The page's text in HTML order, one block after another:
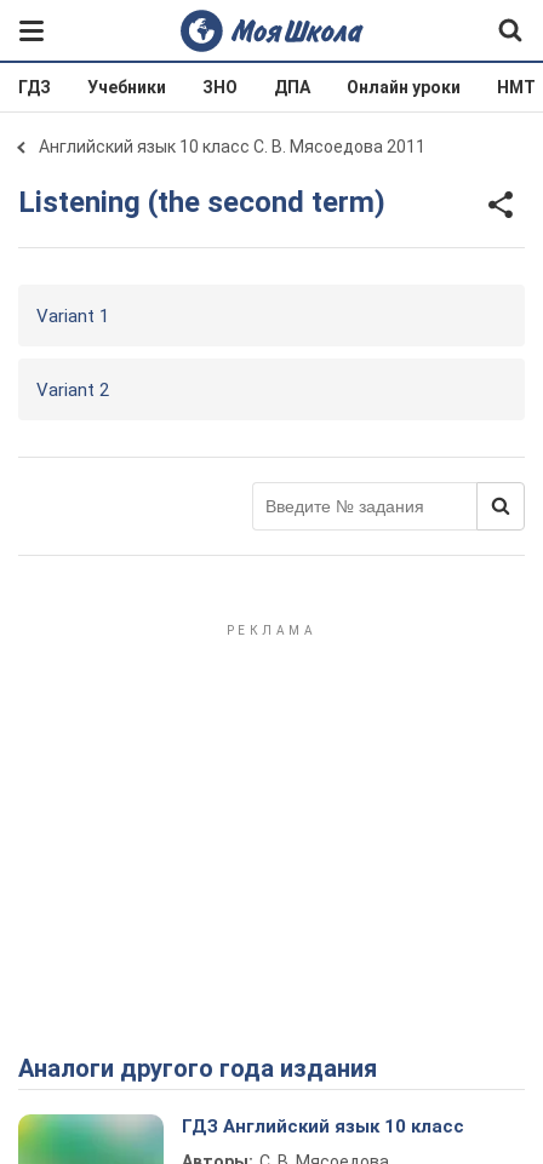
ГДЗ Учебники ЗНО ДПА Онлайн уроки НМТ
Английский язык 10 класс С. В. Мясоедова 2011
Listening (the second term)
Variant 1
Variant 2
Аналоги другого года издания
ГДЗ Английский язык 10 класс